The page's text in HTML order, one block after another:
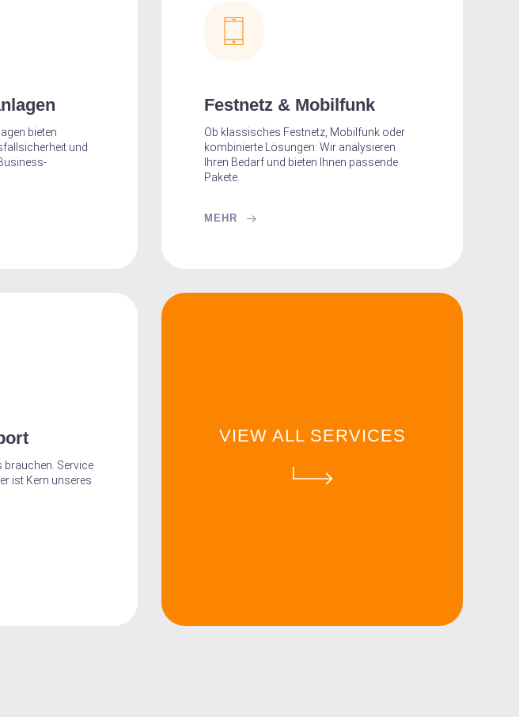
bieten
und
Festnetz & Mobilfunk
Ob klassisches Festnetz, Mobilfunk oder
kombinierte Lösungen: Wir analysieren
Ihren Bedarf und bieten Ihnen passende
Pakete.
MEHR
brauchen. Service
ist Kern unseres
VIEW ALL SERVICES